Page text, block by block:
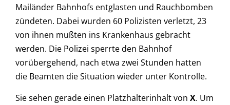
Mailänder Bahnhofs entglasten und Rauchbomben
zündeten. Dabei wurden 60 Polizisten verletzt, 23
von ihnen mußten ins Krankenhaus gebracht
werden. Die Polizei sperrte den Bahnhof
vorübergehend, nach etwa zwei Stunden hatten
die Beamten die Situation wieder unter Kontrolle.
Sie sehen gerade einen Platzhalterinhalt von X. Um